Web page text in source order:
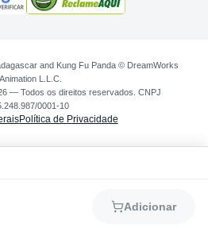
and Kung Fu Panda © DreamWorks
Animation L.L.C.
— Todos os direitos reservados. CNPJ
0001-10
Política de Privacidade
Adicionar